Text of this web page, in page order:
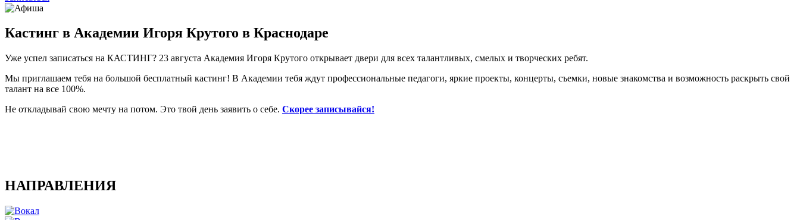
Кастинг в Академии Игоря Крутого в Краснодаре
Уже успел записаться на КАСТИНГ? 23 августа Академия Игоря Крутого открывает двери для всех талантливых, смелых и творческих ребят.
Мы приглашаем тебя на большой бесплатный кастинг! В Академии тебя ждут профессиональные педагоги, яркие проекты, концерты, съемки, новые знакомства и возможность раскрыть свой
талант на все 100%.
Не откладывай свою мечту на потом. Это твой день заявить о себе. Скорее записывайся!
НАПРАВЛЕНИЯ